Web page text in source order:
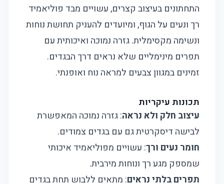
התחתונים בעיצוב קצרים, עשויים מבד פוליאמיד
רך ונעים על הגוף, ומיועדים להעניק תחושת נוחות
ונשימה מקסימלית. גזרה נמוכה ואיכותית עם
תפרים מינימליים שלא נראים דרך הבגדים.
זמינים במגוון צבעים למראה נוח ואופנתי.
תכונות עיקריות
עיצוב חלק ולא נראה: גזרה נמוכה המאפשרת
לבישה דיסקרטית גם עם בגדים צמודים.
חומר נעים ורך: עשויים מפוליאמיד איכותי
שמספק מגע רך ונוחות מירבית.
תפרים בלתי נראים: מתאים ללבוש תחת בגדים